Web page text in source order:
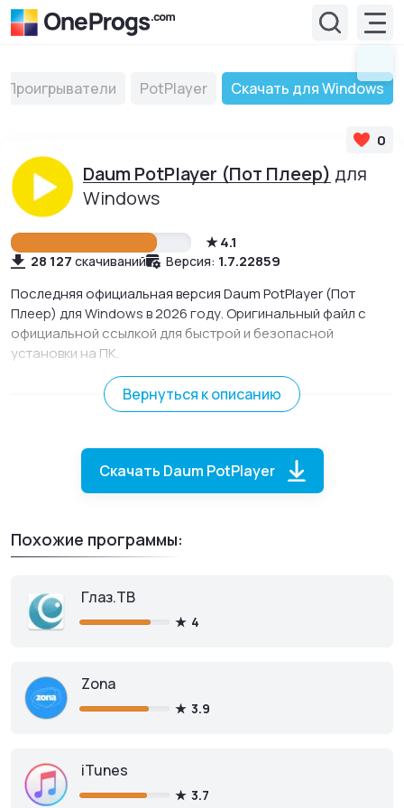
Проигрыватели PotPlayer Скачать для Windows
Daum PotPlayer (Пот Плеер) для
Windows
0
4.1
28 127 скачиваний Версия: 1.7.22859
Последняя официальная версия Daum PotPlayer (Пот
Плеер) для Windows в 2026 году. Оригинальный файл с
официальной ссылкой для быстрой и безопасной
установки на ПК.
Видеоплеер, который воспроизводит видео, аудио
любого формата, используя встроенные кодеки и может
составить плей-лист.
Вернуться к описанию
Скачать Daum PotPlayer
Похожие программы:
Глаз.ТВ
4
Zona
3.9
iTunes
3.7
Daum PotPlayer
Скачать бесплатно 64-bit
Скачать бесплатно 32-bit